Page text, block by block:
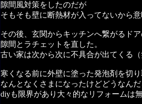
隙間風対策をしたのだが
そもそも壁に断熱材が入ってないから
その後、玄関からキッチンへ繋がるド
隙間とラチェットを直した。
古い家は次から次に不具合が出てくる
寒くなる前に外壁に塗った発泡剤を切
なんとなくさまになったけどどうなん
diyも限界があり大々的なリフォームは